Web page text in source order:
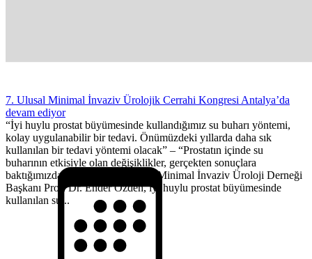
7. Ulusal Minimal İnvaziv Ürolojik Cerrahi Kongresi Antalya’da
devam ediyor
“İyi huylu prostat büyümesinde kullandığımız su buharı yöntemi,
kolay uygulanabilir bir tedavi. Önümüzdeki yıllarda daha sık
kullanılan bir tedavi yöntemi olacak” – “Prostatın içinde su
buharının etkisiyle olan değişiklikler, gerçekten sonuçlara
baktığımızda iyi sonuçlar veriyor” Minimal İnvaziv Üroloji Derneği
Başkanı Prof. Dr. Ender Özden, iyi huylu prostat büyümesinde
kullanılan su...